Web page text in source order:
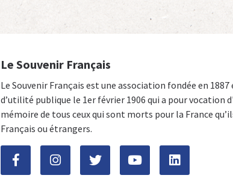
Le Souvenir Français
Le Souvenir Français est une association fondée en
d’utilité publique le 1er février 1906 qui a pour vocation
mémoire de tous ceux qui sont morts pour la France
Français ou étrangers.